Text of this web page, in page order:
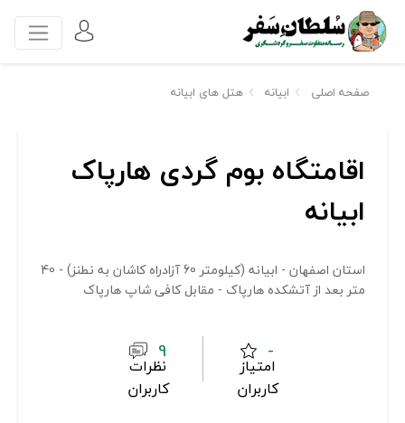
صفحه اصلی ابیانه هتل های ابیانه
اقامتگاه بوم گردی هارپاک
ابیانه
استان اصفهان - ابیانه (کیلومتر 60 آزادراه کاشان به نطنز) - 40
متر بعد از آتشکده هارپاک - مقابل کافی شاپ هارپاک
-
امتیاز
کاربران
9
نظرات
کاربران